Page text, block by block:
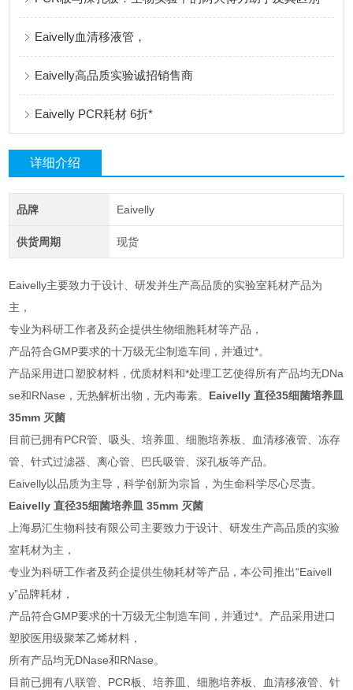
Eaivelly血清移液管，
Eaivelly高品质实验诚招销售商
Eaivelly PCR耗材 6折*
详细介绍
品牌 Eaivelly
供货周期 现货
Eaivelly主要致力于设计、研发并生产高品质的实验室耗材产品为
主，
专业为科研工作者及药企提供生物细胞耗材等产品，
产品符合GMP要求的十万级无尘制造车间，并通过*。
产品采用进口塑胶材料，优质材料和*处理工艺使得所有产品均无DNa
se和RNase，无热解析出物，无内毒素。 Eaivelly 直径35细菌培养皿
35mm 灭菌
目前已拥有PCR管、吸头、培养皿、细胞培养板、血清移液管、冻存
管、针式过滤器、离心管、巴氏吸管、深孔板等产品。
Eaivelly以品质为主导，科学创新为宗旨，为生命科学尽心尽责。
Eaivelly 直径35细菌培养皿 35mm 灭菌
上海易汇生物科技有限公司主要致力于设计、研发生产高品质的实验
室耗材为主，
专业为科研工作者及药企提供生物耗材等产品，本公司推出“Eaivell
y”品牌耗材，
产品符合GMP要求的十万级无尘制造车间，并通过*。产品采用进口
塑胶医用级聚苯乙烯材料，
所有产品均无DNase和RNase。
目前已拥有八联管、PCR板、培养皿、细胞培养板、血清移液管、针